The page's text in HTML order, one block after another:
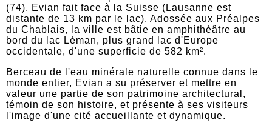
(74), Evian fait face à la Suisse (Lausanne est
distante de 13 km par le lac). Adossée aux Préalpes
du Chablais, la ville est bâtie en amphithéâtre au
bord du lac Léman, plus grand lac d'Europe
occidentale, d'une superficie de 582 km².
Berceau de l'eau minérale naturelle connue dans le
monde entier, Evian a su préserver et mettre en
valeur une partie de son patrimoine architectural,
témoin de son histoire, et présente à ses visiteurs
l'image d'une cité accueillante et dynamique.